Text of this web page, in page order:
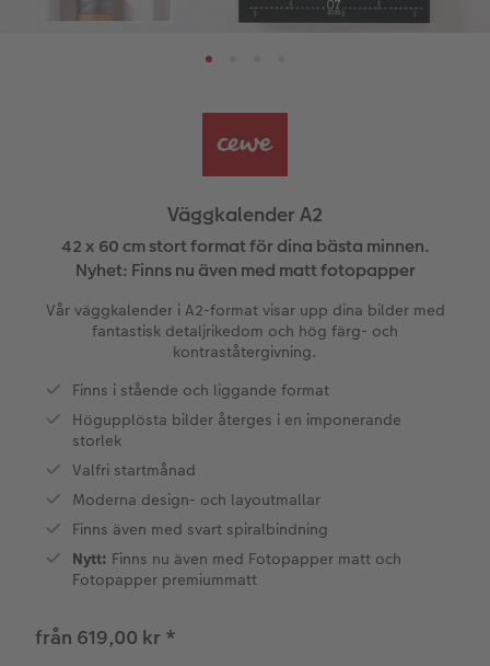
CEWE FOTOBOK Color pop
Minnesficka
Tillbehör
Förstoring på standardpapper
Klistermärken
Tillbehör
Bild på aluminiumplatta
Bild på akrylglas
Bild på trä
Förstoring med karta
Fotopapper med plakatlist
Fotocollage
hexxas
Flerdelad väggbild
Tygprodukter
Fotomagneter
Art Prints
Fyll-själv-presentask
Mobilskal
Husdjur
CEWE-presentkort
Designa själv
Dubbla kort
Vykort
Kort med insticksbild
Placeringskort
Menyer
Direktleverans
Digitalt hälsningskort
Valmöjligheter
Tillbehör
Väggkalender A2
42 x 60 cm stort format för dina bästa minnen.
Nyhet: Finns nu även med matt fotopapper
Vår väggkalender i A2-format visar upp dina bilder med
fantastisk detaljrikedom och hög färg- och
kontraståtergivning.
Finns i stående och liggande format
Högupplösta bilder återges i en imponerande
storlek
Valfri startmånad
Moderna design- och layoutmallar
Finns även med svart spiralbindning
Nytt: Finns nu även med Fotopapper matt och
Fotopapper premiummatt
från 619,00 kr *